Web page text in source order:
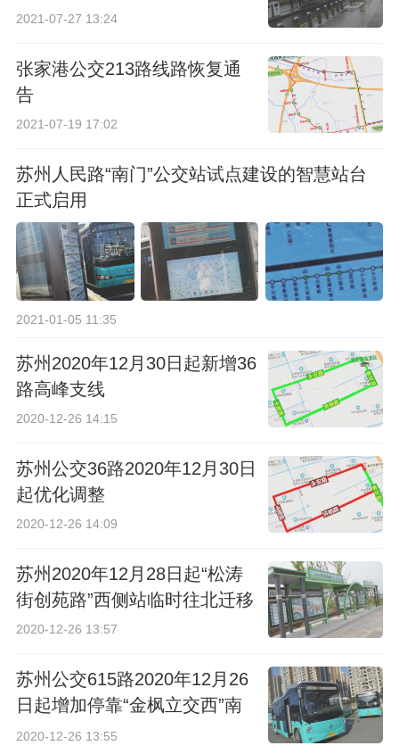
2021-07-27 13:24
张家港公交213路线路恢复通
告
2021-07-19 17:02
苏州人民路“南门”公交站试点建设的智慧站台
正式启用
2021-01-05 11:35
苏州2020年12月30日起新增36
路高峰支线
2020-12-26 14:15
苏州公交36路2020年12月30日
起优化调整
2020-12-26 14:09
苏州2020年12月28日起“松涛
街创苑路”西侧站临时往北迁移
2020-12-26 13:57
苏州公交615路2020年12月26
日起增加停靠“金枫立交西”南
侧站点
2020-12-26 13:55